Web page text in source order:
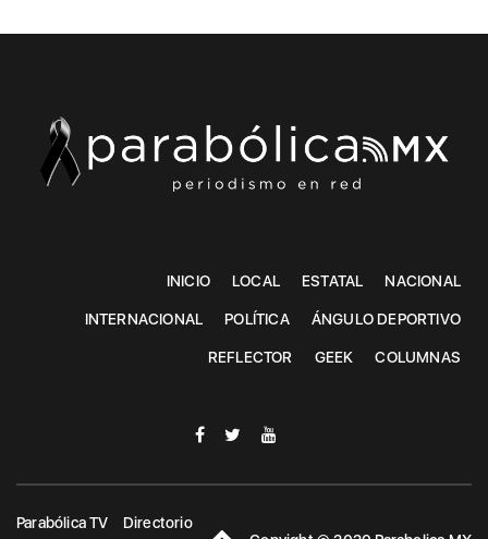
INICIO LOCAL ESTATAL NACIONAL
INTERNACIONAL POLÍTICA ÁNGULO DEPORTIVO
REFLECTOR GEEK COLUMNAS
Parabólica TV
Directorio